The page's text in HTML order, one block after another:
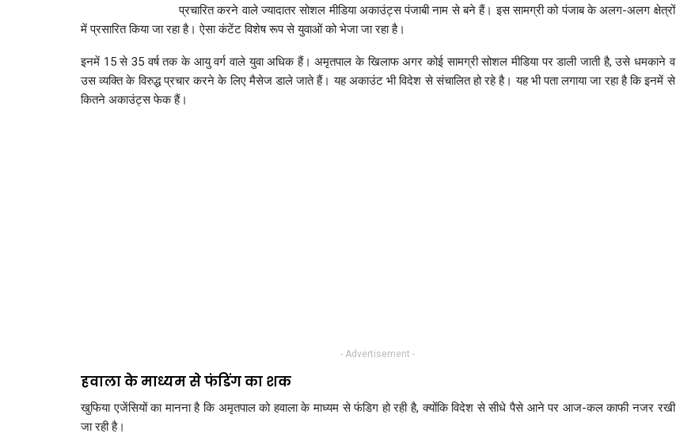
प्रचारित करने वाले ज्यादातर सोशल मीडिया अकाउंट्स पंजाबी नाम से बने हैं। इस सामग्री को पंजाब के अलग-अलग क्षेत्रों
में प्रसारित किया जा रहा है। ऐसा कंटेंट विशेष रूप से युवाओं को भेजा जा रहा है।
इनमें 15 से 35 वर्ष तक के आयु वर्ग वाले युवा अधिक हैं। अमृतपाल के खिलाफ अगर कोई सामग्री सोशल मीडिया पर डाली जाती है, उसे धमकाने व
उस व्यक्ति के विरुद्ध प्रचार करने के लिए मैसेज डाले जाते हैं। यह अकाउंट भी विदेश से संचालित हो रहे है। यह भी पता लगाया जा रहा है कि इनमें से
कितने अकाउंट्स फेक हैं।
- Advertisement -
हवाला के माध्यम से फंडिंग का शक
खुफिया एजेंसियों का मानना है कि अमृतपाल को हवाला के माध्यम से फंडिग हो रही है, क्योंकि विदेश से सीधे पैसे आने पर आज-कल काफी नजर रखी
जा रही है।